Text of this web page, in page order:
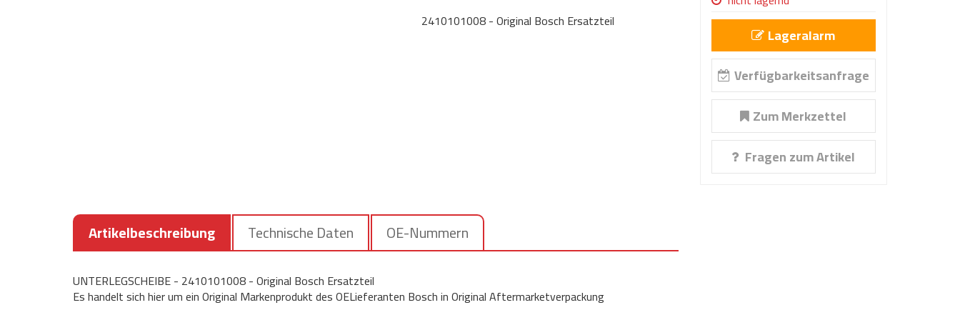
2410101008 - Original Bosch Ersatzteil
Lageralarm
Verfügbarkeitsanfrage
Zum Merkzettel
Fragen zum Artikel
Artikelbeschreibung Technische Daten OE-Nummern
UNTERLEGSCHEIBE - 2410101008 - Original Bosch Ersatzteil
Es handelt sich hier um ein Original Markenprodukt des OELieferanten Bosch in Original Aftermarketverpackung